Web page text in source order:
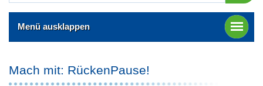
Menü ausklappen
Mach mit: RückenPause!